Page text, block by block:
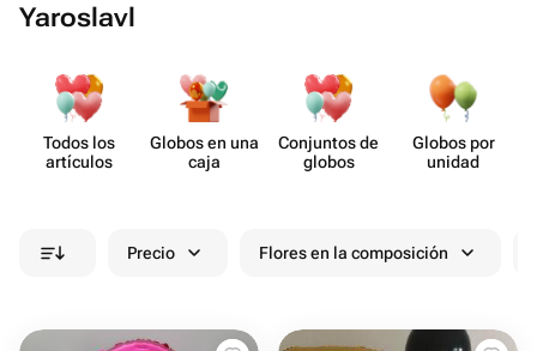
Yaroslavl
Todos los
artículos
Globos en una
caja
Conjuntos de
globos
Globos por
unidad
Precio Flores en la composición